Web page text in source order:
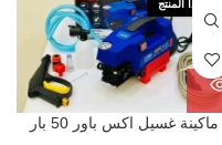
نفذ هذا المنتج
ماكينة غسيل اكس باور 50 بار